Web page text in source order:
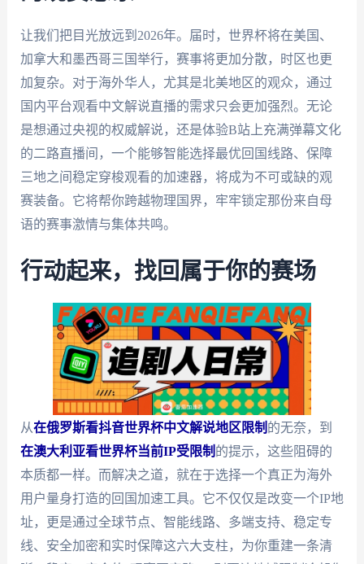
让我们把目光放远到2026年。届时，世界杯将在美国、
加拿大和墨西哥三国举行，赛事将更加分散，时区也更
加复杂。对于海外华人，尤其是北美地区的观众，通过
国内平台观看中文解说直播的需求只会更加强烈。无论
是想通过央视的权威解说，还是体验B站上充满弹幕文化
的二路直播间，一个能够智能选择最优回国线路、保障
三地之间稳定穿梭观看的加速器，将成为不可或缺的观
赛装备。它将帮你跨越物理国界，牢牢锁定那份来自母
语的赛事激情与集体共鸣。
行动起来，找回属于你的赛场
从在俄罗斯看抖音世界杯中文解说地区限制 的无奈，到
在澳大利亚看世界杯当前IP受限制 的提示，这些阻碍的
本质都一样。而解决之道，就在于选择一个真正为海外
用户量身打造的回国加速工具。它不仅仅是改变一个IP地
址，更是通过全球节点、智能线路、多端支持、稳定专
线、安全加密和实时保障这六大支柱，为你重建一条清